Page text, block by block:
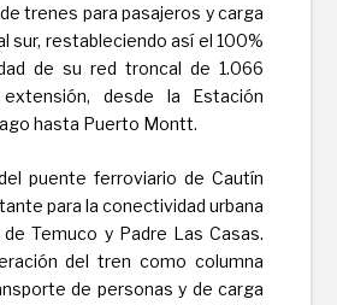
trenes para pasajeros y carga
sur, restableciendo así el 100%
de su red troncal de 1.066
desde la Estación
hasta Puerto Montt.
puente ferroviario de Cautín
para la conectividad urbana
Temuco y Padre Las Casas.
del tren como columna
de personas y de carga